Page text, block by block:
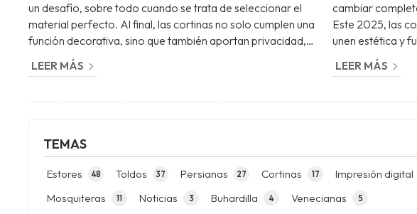
TEMAS
Estores 48 Toldos 37 Persianas 27 Cortinas 17 Impresión digital
Mosquiteras 11 Noticias 3 Buhardilla 4 Venecianas 5
un desafío, sobre todo cuando se trata de seleccionar el
material perfecto. Al final, las cortinas no solo cumplen una
función decorativa, sino que también aportan privacidad,
aislamiento térmico y control de la luz. Por eso, en
Persianas Tui, como especialistas en venta e instalación de
personalizado para que encuentres las opciones que mejor
LEER MÁS
cambiar
Este 2025, las
unen estética y
en algo único.
fabricación e
ayudarte a
LEER MÁS